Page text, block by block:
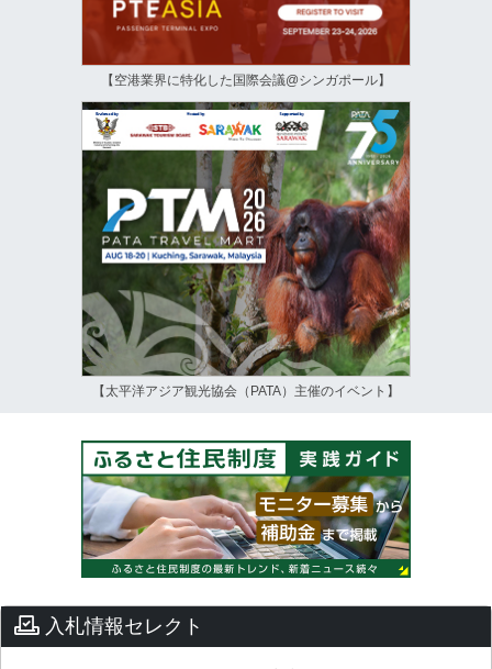
【空港業界に特化した国際会議@シンガポール】
【太平洋アジア観光協会（PATA）主催のイベント】
入札情報セレクト